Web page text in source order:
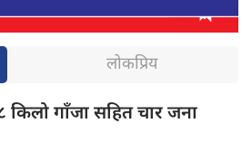
लोकप्रिय
किलो गाँजा सहित चार जना